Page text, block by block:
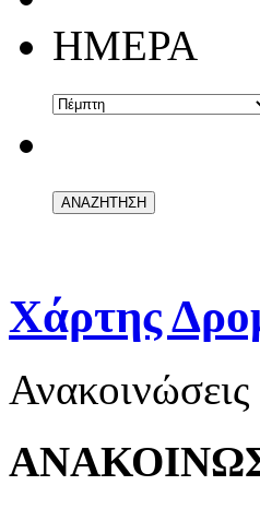
ΗΜΕΡΑ
Χάρτης
Ανακοινώσεις